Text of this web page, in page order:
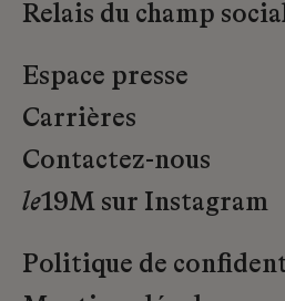
Relais du champ
Espace presse
Carrières
Contactez-nous
le19M sur Instagram
Politique de